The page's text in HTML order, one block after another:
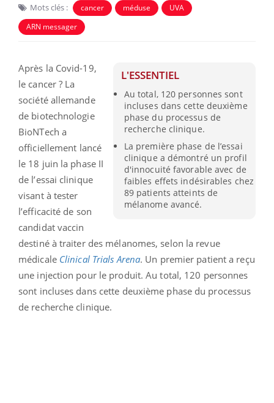
Mots clés : cancer méduse
UVA
ARN messager
L'ESSENTIEL
Au total, 120 personnes sont
incluses dans cette deuxième
phase du processus de
recherche clinique.
La première phase de l’essai
clinique a démontré un profil
d'innocuité favorable avec de
faibles effets indésirables chez
89 patients atteints de
mélanome avancé.
Après la Covid-19,
le cancer ? La
société allemande
de biotechnologie
BioNTech a
officiellement lancé
le 18 juin la phase II
de l’essai clinique
visant à tester
l’efficacité de son
candidat vaccin
destiné à traiter des mélanomes, selon la revue
médicale Clinical Trials Arena. Un premier patient a reçu
une injection pour le produit. Au total, 120 personnes
sont incluses dans cette deuxième phase du processus
de recherche clinique.